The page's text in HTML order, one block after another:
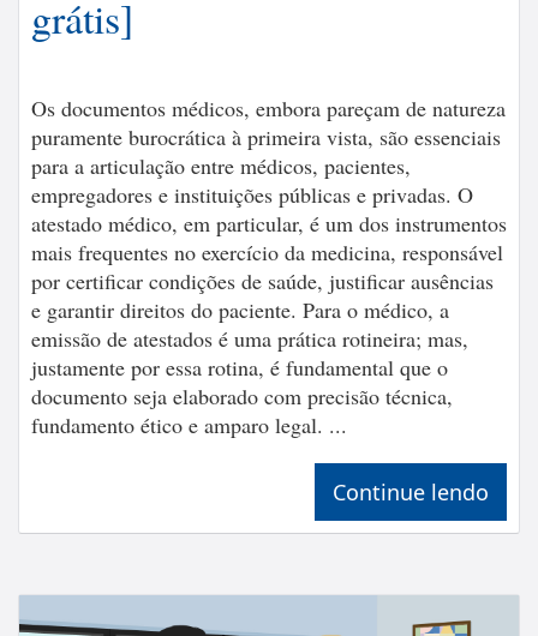
grátis]
Os documentos médicos, embora pareçam de natureza
puramente burocrática à primeira vista, são essenciais
para a articulação entre médicos, pacientes,
empregadores e instituições públicas e privadas. O
atestado médico, em particular, é um dos instrumentos
mais frequentes no exercício da medicina, responsável
por certificar condições de saúde, justificar ausências
e garantir direitos do paciente. Para o médico, a
emissão de atestados é uma prática rotineira; mas,
justamente por essa rotina, é fundamental que o
documento seja elaborado com precisão técnica,
fundamento ético e amparo legal. ...
Continue lendo